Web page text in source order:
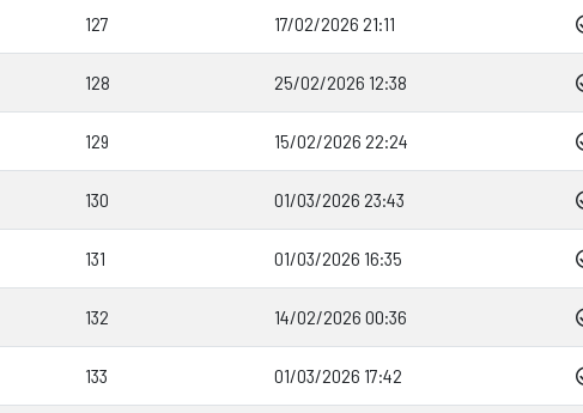
127 17/02/2026 21:11
128 25/02/2026 12:38
129 15/02/2026 22:24
130 01/03/2026 23:43
131 01/03/2026 16:35
132 14/02/2026 00:36
133 01/03/2026 17:42